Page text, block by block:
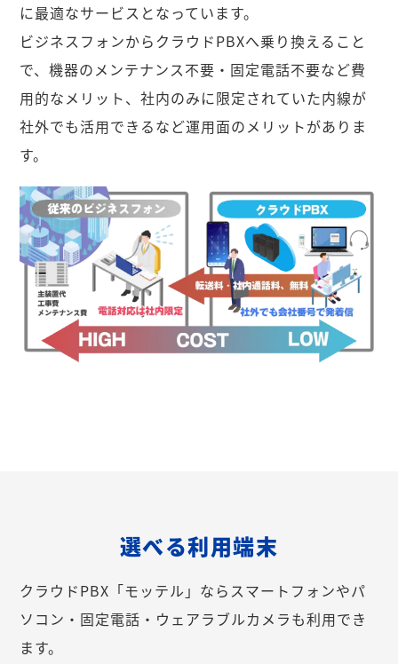
に最適なサービスとなっています。
ビジネスフォンからクラウドPBXへ乗り換えること
で、機器のメンテナンス不要・固定電話不要など費
用的なメリット、社内のみに限定されていた内線が
社外でも活用できるなど運用面のメリットがありま
す。
選べる利用端末
クラウドPBX「モッテル」ならスマートフォンやパ
ソコン・固定電話・ウェアラブルカメラも利用でき
ます。